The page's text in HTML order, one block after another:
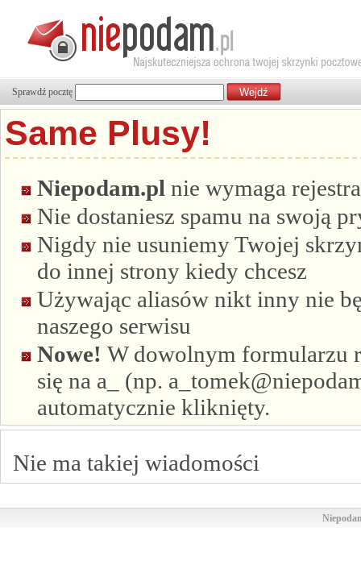
Sprawdź pocztę
Same Plusy!
Niepodam.pl nie wymaga
Nie dostaniesz spamu na swoją
Nigdy nie usuniemy Twojej
do innej strony kiedy chcesz
Używając aliasów nikt inny nie
naszego serwisu
Nowe! W dowolnym formularzu
się na a_ (np.
automatycznie kliknięty.
Nie ma takiej wiadomości